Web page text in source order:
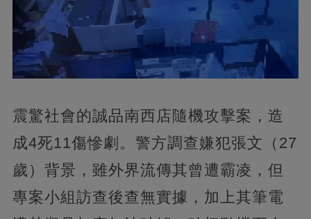
震驚社會的誠品南西店隨機攻擊案，造
成4死11傷慘劇。警方調查嫌犯張文（27
歲）背景，雖外界流傳其曾遭霸凌，但
專案小組訪查後查無實據，加上其筆電